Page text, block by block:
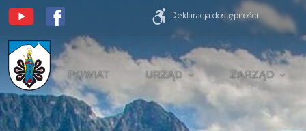
Deklaracja dostępności
POWIAT URZĄD ZARZĄD